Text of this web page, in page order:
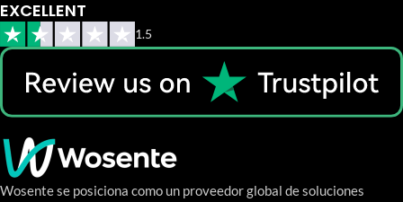
EXCELLENT
1.5
Wosente se posiciona como un proveedor global de soluciones